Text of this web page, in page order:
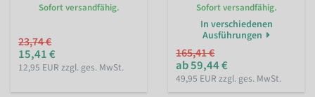
Sofort versandfähig.
23,74 €
15,41 €
12,95 EUR zzgl. ges. MwSt.
Sofort versandfähig.
In verschiedenen
Ausführungen
165,41 €
ab 59,44 €
49,95 EUR zzgl. ges. MwSt.